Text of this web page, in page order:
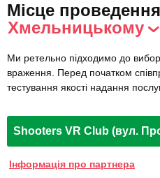
Місце
Хмельницькому
Ми ретельно підходимо до
враження. Перед початком
тестування якості надання
Shooters VR Club (вул.
Інформація про партнера